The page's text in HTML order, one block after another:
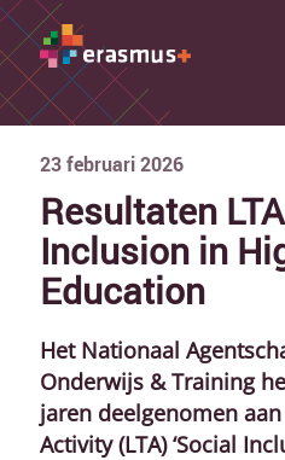
23februari2026
Resultaten
Inclusion in
Education
Het Nationaal
Onderwijs & Training
jaren deelgenomen
Activity (LTA) ‘Social